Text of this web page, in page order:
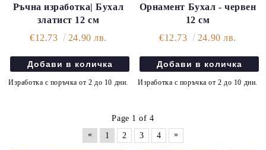
Ръчна изработка| Бухал
златист 12 см
€12.73
24.90 лв.
Изработка с поръчка от 2 до 10 дни.
Орнамент Бухал - червен
12 см
€12.73
24.90 лв.
Изработка с поръчка от 2 до 10 дни.
Page 1 of 4
«
1 2 3 4 »